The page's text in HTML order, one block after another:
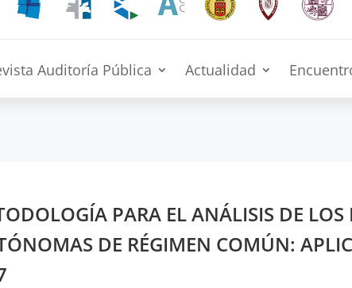
Auditoría Pública Actualidad
PARA EL ANÁLISIS DE LOS
DE RÉGIMEN COMÚN: